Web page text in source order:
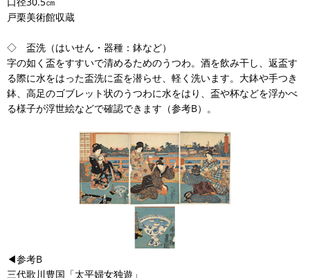
戸栗美術館収蔵
◇ 盃洗（はいせん・器種：鉢など）
字の如く盃をすすいで清めるためのうつわ。酒を飲み干し、返盃す
る際に水をはった盃洗に盃を潜らせ、軽く洗います。大鉢や手つき
鉢、高足のゴブレット状のうつわに水をはり、盃や杯などを浮かべ
る様子が浮世絵などで確認できます（参考B）。
◀︎参考B
三代歌川豊国「太平婦女独遊」